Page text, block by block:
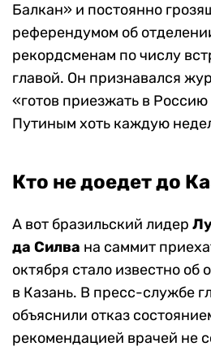
Балкан» и постоянно
референдумом об
рекордсменам по числу
главой. Он признавался
«готов приезжать в Россию
Путиным хоть каждую
Кто не доедет до
А вот бразильский лидер
да Силва на саммит
октября стало известно об
в Казань. В пресс-службе
объяснили отказ
рекомендацией врачей не